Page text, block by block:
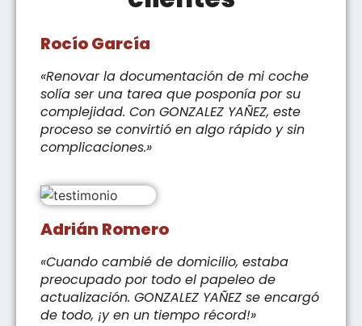
Rocío García
«Renovar la documentación de mi coche
solía ser una tarea que posponía por su
complejidad. Con GONZALEZ YAÑEZ, este
proceso se convirtió en algo rápido y sin
complicaciones.»
Adrián Romero
«Cuando cambié de domicilio, estaba
preocupado por todo el papeleo de
actualización. GONZALEZ YAÑEZ se encargó
de todo, ¡y en un tiempo récord!»